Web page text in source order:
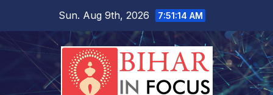
content
Sun. Aug 9th, 2026 7:51:14 AM